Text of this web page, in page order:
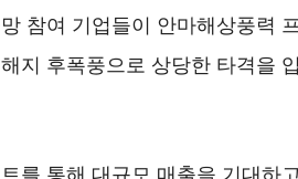
참여 기업들이 안마해상풍력 프
지 후폭풍으로 상당한 타격을 입
를 통해 대규모 매출을 기대하고